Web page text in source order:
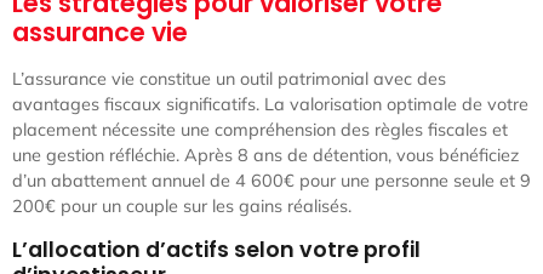
assurance vie
L’assurance vie constitue un outil patrimonial avec des
avantages fiscaux significatifs. La valorisation optimale de votre
placement nécessite une compréhension des règles fiscales et
une gestion réfléchie. Après 8 ans de détention, vous bénéficiez
d’un abattement annuel de 4 600€ pour une personne seule et 9
200€ pour un couple sur les gains réalisés.
L’allocation d’actifs selon votre profil